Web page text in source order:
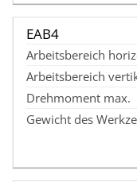
EAB4